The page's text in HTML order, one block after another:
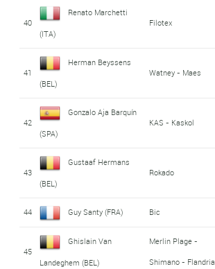
40
Renato Marchetti
(ITA)
Filotex
41
Herman Beyssens
(BEL)
Watney - Maes
42
Gonzalo Aja Barquín
(SPA)
KAS - Kaskol
43
Gustaaf Hermans
(BEL)
Rokado
44 Guy Santy (FRA) Bic
45
Ghislain Van
Landeghem (BEL)
Merlin Plage -
Shimano - Flandria